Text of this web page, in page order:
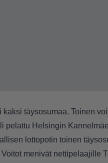
kaksi täysosumaa. Toinen
pelattu Helsingin
lottopotin toinen
menivät nettipelaajille